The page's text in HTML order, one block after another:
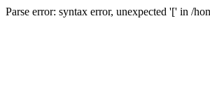
Parse error: syntax error, unexpected '[' in /